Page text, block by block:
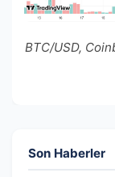
BTC/USD,
Son Haberler